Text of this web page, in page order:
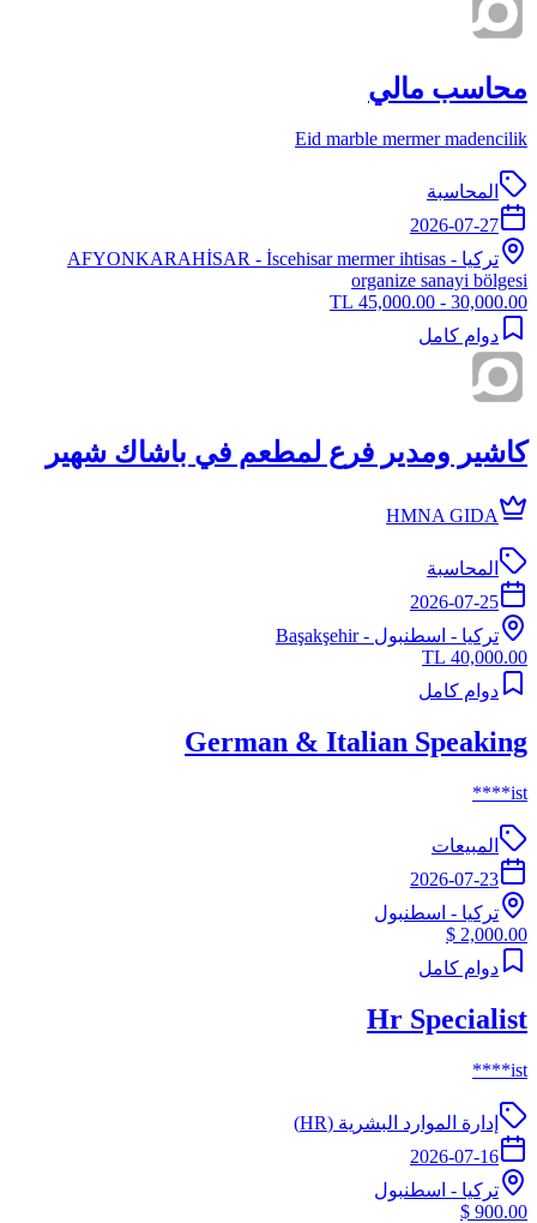
محاسب مالي
Eid marble mermer madencilik
المحاسبة
2026-07-27
تركيا -
AFYONKARAHİSAR - İscehisar mermer ihtisas
organize sanayi bölgesi
30,000.00 - 45,000.00 TL
دوام كامل
كاشير ومدير فرع لمطعم في باشاك شهير
HMNA GIDA
المحاسبة
2026-07-25
تركيا - اسطنبول - Başakşehir
40,000.00 TL
دوام كامل
German & Italian Speaking
ist****
المبيعات
2026-07-23
تركيا - اسطنبول
2,000.00 $
دوام كامل
Hr Specialist
ist****
إدارة الموارد البشرية (HR)
2026-07-16
تركيا - اسطنبول
900.00 $